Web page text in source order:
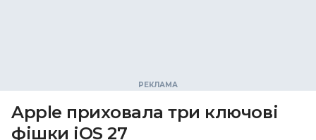
Apple приховала три ключові
фішки iOS 27